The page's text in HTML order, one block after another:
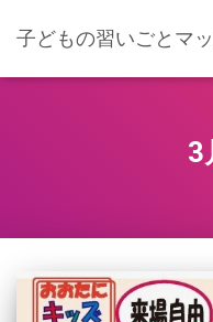
子どもの習いごとマ
3